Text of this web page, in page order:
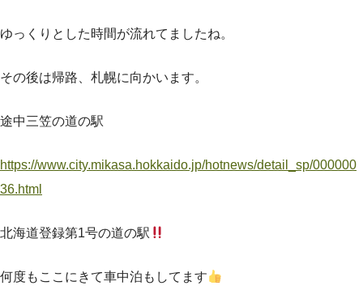
ゆっくりとした時間が流れてましたね。
その後は帰路、札幌に向かいます。
途中三笠の道の駅
https://www.city.mikasa.hokkaido.jp/hotnews/detail_sp/000000
36.html
北海道登録第1号の道の駅
何度もここにきて車中泊もしてます